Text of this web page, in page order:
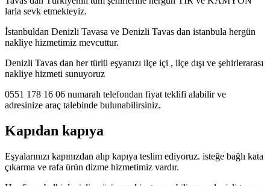
larla sevk etmekteyiz.
İstanbuldan Denizli Tavasa ve Denizli Tavas dan istanbula hergün
nakliye hizmetimiz mevcuttur.
Denizli Tavas dan her türlü eşyanızı ilçe içi , ilçe dışı ve şehirlerarası
nakliye hizmeti sunuyoruz
0551 178 16 06 numaralı telefondan fiyat teklifi alabilir ve
adresinize araç talebinde bulunabilirsiniz.
Kapıdan kapıya
Eşyalarınızı kapınızdan alıp kapıya teslim ediyoruz. isteğe bağlı kata
çıkarma ve rafa ürün dizme hizmetimiz vardır.